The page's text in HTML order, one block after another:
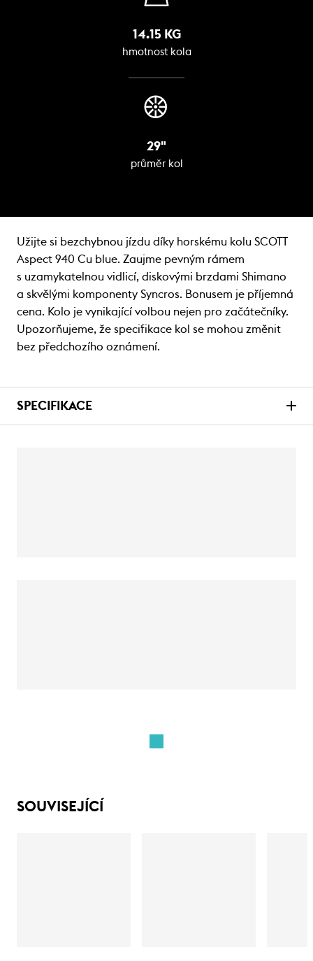
14.15 KG
hmotnost kola
29"
průměr kol
Užijte si bezchybnou jízdu díky horskému kolu SCOTT
Aspect 940 Cu blue. Zaujme pevným rámem
s uzamykatelnou vidlicí, diskovými brzdami Shimano
a skvělými komponenty Syncros. Bonusem je příjemná
cena. Kolo je vynikající volbou nejen pro začátečníky.
Upozorňujeme, že specifikace kol se mohou změnit
bez předchozího oznámení.
SPECIFIKACE
SOUVISEJÍCÍ